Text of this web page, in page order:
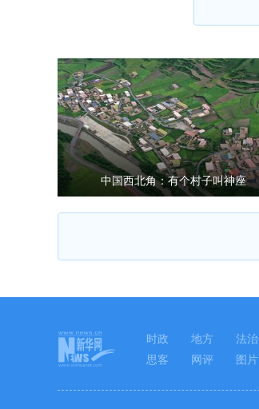
中国西北角：有个村子叫神座
时政 地方 法治
思客
网评 图片